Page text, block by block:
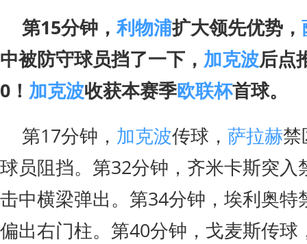
第15分钟，利物浦扩大领先优势，
中被防守球员挡了一下， 加克波后点
0！ 加克波收获本赛季欧联杯首球。
第17分钟， 加克波传球， 萨拉赫禁
球员阻挡。第32分钟，齐米卡斯突入
击中横梁弹出。第34分钟，埃利奥特
偏出右门柱。第40分钟，戈麦斯传球